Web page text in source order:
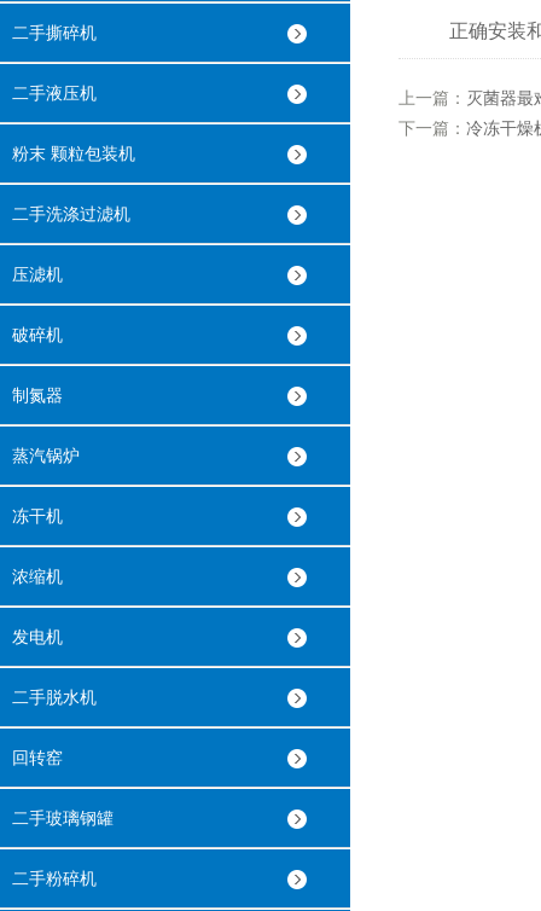
二手撕碎机
二手液压机
粉末 颗粒包装机
二手洗涤过滤机
压滤机
破碎机
制氮器
蒸汽锅炉
冻干机
浓缩机
发电机
二手脱水机
回转窑
二手玻璃钢罐
二手粉碎机
正确安装
上一篇： 灭菌器最
下一篇： 冷冻干燥